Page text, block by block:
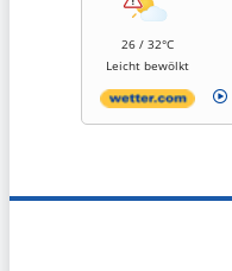
26 / 32°C
Leicht bewölkt